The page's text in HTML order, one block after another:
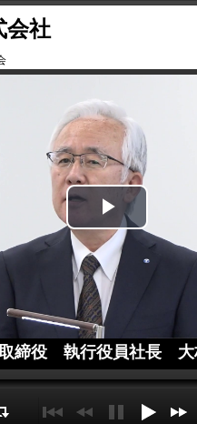
会社
Play
Video
締役 執行役員社長 大